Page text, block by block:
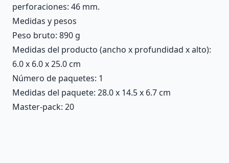
perforaciones: 46 mm.
Medidas y pesos
Peso bruto: 890 g
Medidas del producto (ancho x profundidad x alto):
6.0 x 6.0 x 25.0 cm
Número de paquetes: 1
Medidas del paquete: 28.0 x 14.5 x 6.7 cm
Master-pack: 20